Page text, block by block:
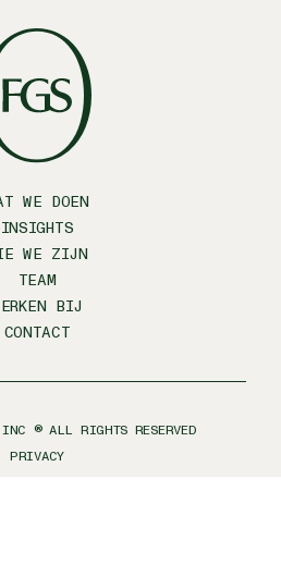
WE DOEN
INSIGHTS
WE ZIJN
TEAM
BIJ
CONTACT
® ALL RIGHTS RESERVED
PRIVACY